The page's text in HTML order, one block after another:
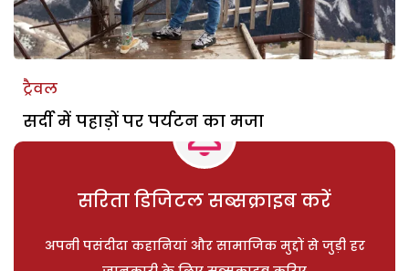
ट्रैवल
सर्दी में पहाड़ों पर पर्यटन का मजा
सरिता डिजिटल सब्सक्राइब करें
अपनी पसंदीदा कहानियां और सामाजिक मुद्दों से जुड़ी हर